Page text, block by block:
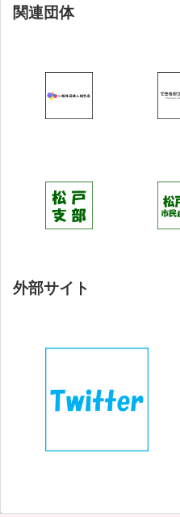
関連団体
外部サイト